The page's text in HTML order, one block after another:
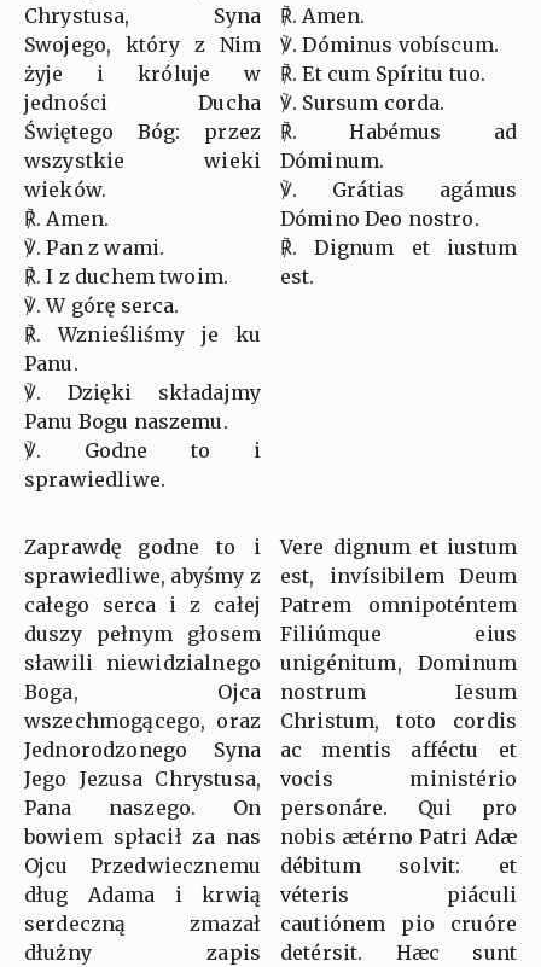
Chrystusa, Syna
Swojego, który z Nim
żyje i króluje w
jedności Ducha
Świętego Bóg: przez
wszystkie wieki
wieków.
℟. Amen.
℣. Pan z wami.
℟. I z duchem twoim.
℣. W górę serca.
℟. Wznieśliśmy je ku
Panu.
℣. Dzięki składajmy
Panu Bogu naszemu.
℣. Godne to i
sprawiedliwe.
℟. Amen.
℣. Dóminus vobíscum.
℟. Et cum Spíritu tuo.
℣. Sursum corda.
℟. Habémus ad
Dóminum.
℣. Grátias agámus
Dómino Deo nostro.
℟. Dignum et iustum
est.
Zaprawdę godne to i
sprawiedliwe, abyśmy z
całego serca i z całej
duszy pełnym głosem
sławili niewidzialnego
Boga, Ojca
wszechmogącego, oraz
Jednorodzonego Syna
Jego Jezusa Chrystusa,
Pana naszego. On
bowiem spłacił za nas
Ojcu Przedwiecznemu
dług Adama i krwią
serdeczną zmazał
dłużny zapis
Vere dignum et iustum
est, invísibilem Deum
Patrem omnipoténtem
Filiúmque eius
unigénitum, Dominum
nostrum Iesum
Christum, toto cordis
ac mentis afféctu et
vocis ministério
personáre. Qui pro
nobis ætérno Patri Adæ
débitum solvit: et
véteris piáculi
cautiónem pio cruóre
detérsit. Hæc sunt